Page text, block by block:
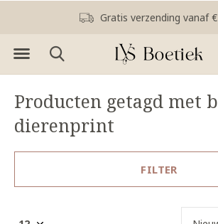
Gratis verzending vanaf
Producten getagd met
dierenprint
FILTER